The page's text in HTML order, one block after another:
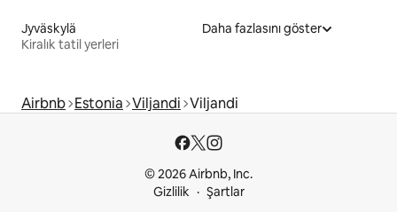
Jyväskylä
Kiralık tatil yerleri
Daha fazlasını göster
Airbnb Estonia Viljandi Viljandi
© 2026 Airbnb, Inc.
Gizlilik
Şartlar